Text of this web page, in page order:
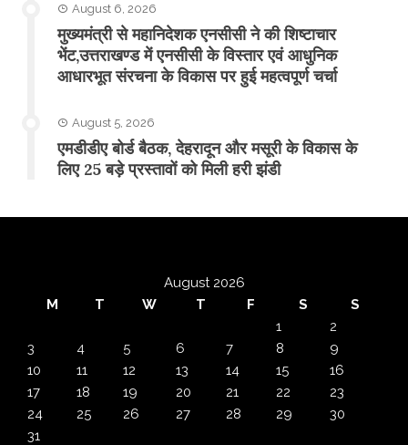
August 6, 2026
मुख्यमंत्री से महानिदेशक एनसीसी ने की शिष्टाचार
भेंट,उत्तराखण्ड में एनसीसी के विस्तार एवं आधुनिक
आधारभूत संरचना के विकास पर हुई महत्वपूर्ण चर्चा
August 5, 2026
एमडीडीए बोर्ड बैठक, देहरादून और मसूरी के विकास के
लिए 25 बड़े प्रस्तावों को मिली हरी झंडी
August 2026
M
T W T F S
S
1
2
3
4 5 6 7 8
9
10
11 12 13 14 15
16
17
18 19 20 21 22
23
24
25 26 27 28 29
30
31